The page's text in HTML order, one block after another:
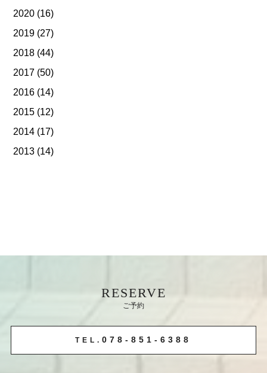
2020 (16)
2019 (27)
2018 (44)
2017 (50)
2016 (14)
2015 (12)
2014 (17)
2013 (14)
RESERVE
ご予約
TEL.078-851-6388